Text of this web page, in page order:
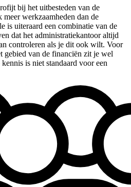
bij het uitbesteden van de
werkzaamheden dan de
is uiteraard een combinatie van de
dat het administratiekantoor altijd
controleren als je dit ook wilt. Voor
gebied van de financiën zit je wel
is niet standaard voor een